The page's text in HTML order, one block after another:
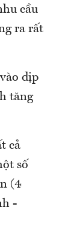
cầu
ra rất
dịp
tăng
cả
số
(4
-